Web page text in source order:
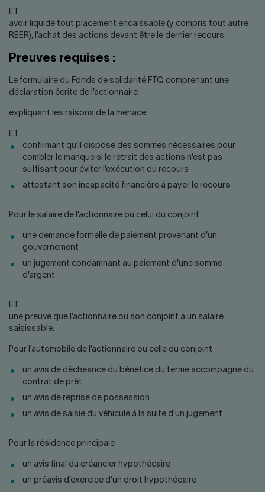
ET
avoir liquidé tout placement encaissable (y compris tout autre
REER), l’achat des actions devant être le dernier recours.
Preuves requises :
Le formulaire du Fonds de solidarité FTQ comprenant une
déclaration écrite de l’actionnaire
expliquant les raisons de la menace
ET
confirmant qu’il dispose des sommes nécessaires pour
combler le manque si le retrait des actions n’est pas
suffisant pour éviter l’exécution du recours
attestant son incapacité financière à payer le recours
Pour le salaire de l’actionnaire ou celui du conjoint
une demande formelle de paiement provenant d’un
gouvernement
un jugement condamnant au paiement d’une somme
d’argent
ET
une preuve que l’actionnaire ou son conjoint a un salaire
saisissable.
Pour l’automobile de l’actionnaire ou celle du conjoint
un avis de déchéance du bénéfice du terme accompagné du
contrat de prêt
un avis de reprise de possession
un avis de saisie du véhicule à la suite d'un jugement
Pour la résidence principale
un avis final du créancier hypothécaire
un préavis d’exercice d’un droit hypothécaire